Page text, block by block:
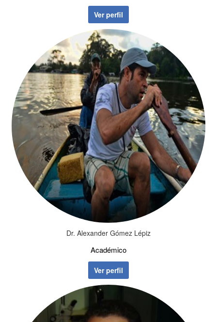
Ver perfil
Dr. Alexander Gómez Lépiz
Académico
Ver perfil